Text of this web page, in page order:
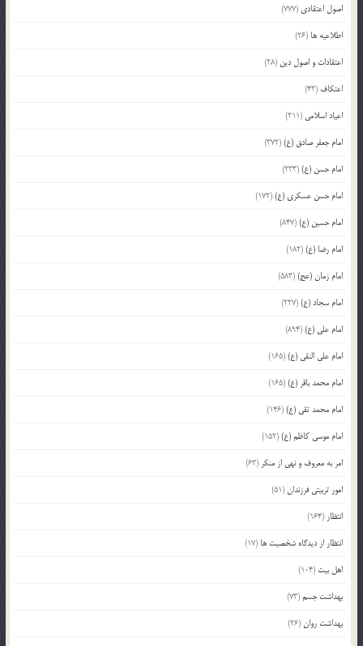
اصول اعتقادی (777)
اطلاعیه ها (26)
اعتقادات و اصول دین (28)
اعتکاف (43)
اعیاد اسلامی (211)
امام جعفر صادق (ع)(372)
امام حسن (ع)(233)
امام حسن عسکری (ع)(172)
امام حسین (ع)(847)
امام رضا (ع)(182)
امام زمان (عج)(583)
امام سجاد (ع)(227)
امام علی (ع)(894)
امام علی النقی (ع)(165)
امام محمد باقر (ع)(165)
امام محمد تقی (ع)(146)
امام موسی کاظم (ع)(152)
امر به معروف و نهی از منکر (63)
امور تربیتی فرزندان(51)
انتظار (164)
انتظار از دیدگاه شخصیت ها (17)
اهل بیت (104)
بهداشت جسم(73)
بهداشت روان(26)